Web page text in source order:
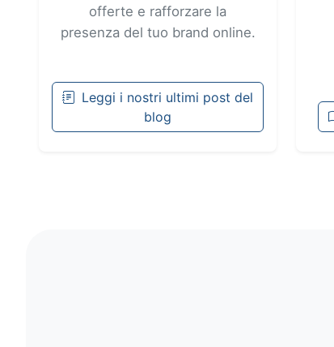
offerte e rafforzare la
presenza del tuo brand online.
Leggi i nostri ultimi post del
blog